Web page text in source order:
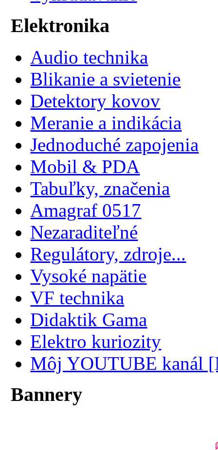
Elektronika
Audio technika
Blikanie a svietenie
Detektory kovov
Meranie a indikácia
Jednoduché zapojenia
Mobil & PDA
Tabuľky, značenia
Amagraf 0517
Nezaraditeľné
Regulátory, zdroje...
Vysoké napätie
VF technika
Didaktik Gama
Elektro kuriozity
Môj YOUTUBE kanál
Bannery